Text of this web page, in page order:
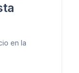
en la